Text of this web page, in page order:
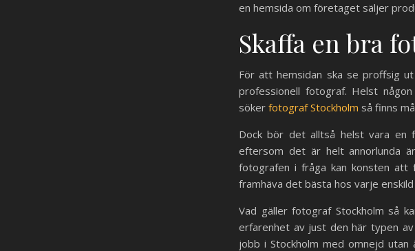
en hemsida om företaget säljer
Skaffa en bra
För att hemsidan ska se proffsig
professionell fotograf. Helst
söker fotograf Stockholm så finns
Dock bör det alltså helst vara en
eftersom det är helt annorlunda
fotografen i fråga kan konsten att
framhäva det bästa hos varje
Vad gäller fotograf Stockholm så
erfarenhet av just den här typen
jobb i Stockholm med omnejd